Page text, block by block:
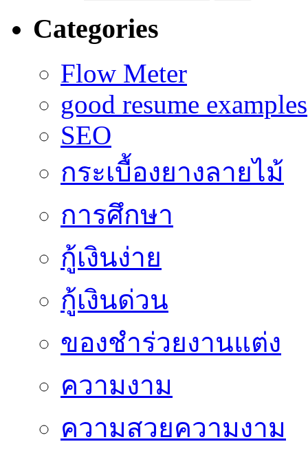
Categories
Flow Meter
good resume examples
SEO
กระเบื้องยางลายไม้
การศึกษา
กู้เงินง่าย
กู้เงินด่วน
ของชำร่วยงานแต่ง
ความงาม
ความสวยความงาม